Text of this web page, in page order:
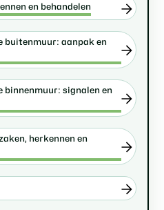
en behandelen
buitenmuur: aanpak en
binnenmuur: signalen en
herkennen en